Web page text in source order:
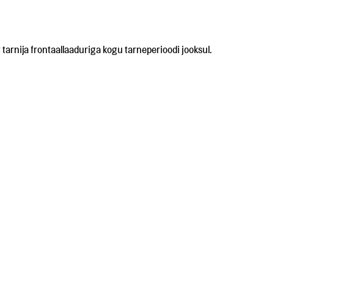
tarnija frontaallaaduriga kogu tarneperioodi jooksul.